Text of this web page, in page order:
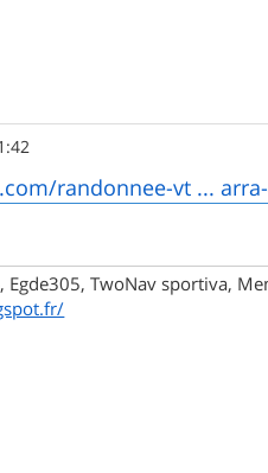
randonnee-vt ...
Egde305, TwoNav sportiva,